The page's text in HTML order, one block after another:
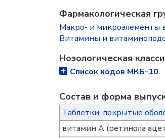
Фармакологическая
Макро- и микроэлементы
Витамины и
Нозологическая
Список кодов МКБ-10
Состав и форма
Таблетки, покрытые
витамин А (ретинола